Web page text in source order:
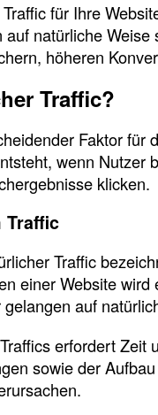
für Ihre
natürliche
höheren
Traffic?
Faktor für
wenn
klicken.
Traffic
Traffic
einer Website
auf
erfordert
sowie der